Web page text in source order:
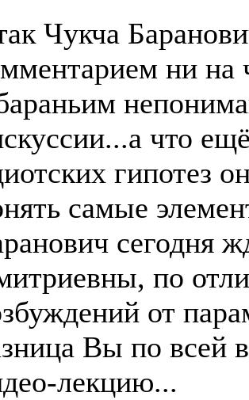
Чукча
ни на
что
гипотез
самые
сегодня
по
от
Вы по всей
лекцию...